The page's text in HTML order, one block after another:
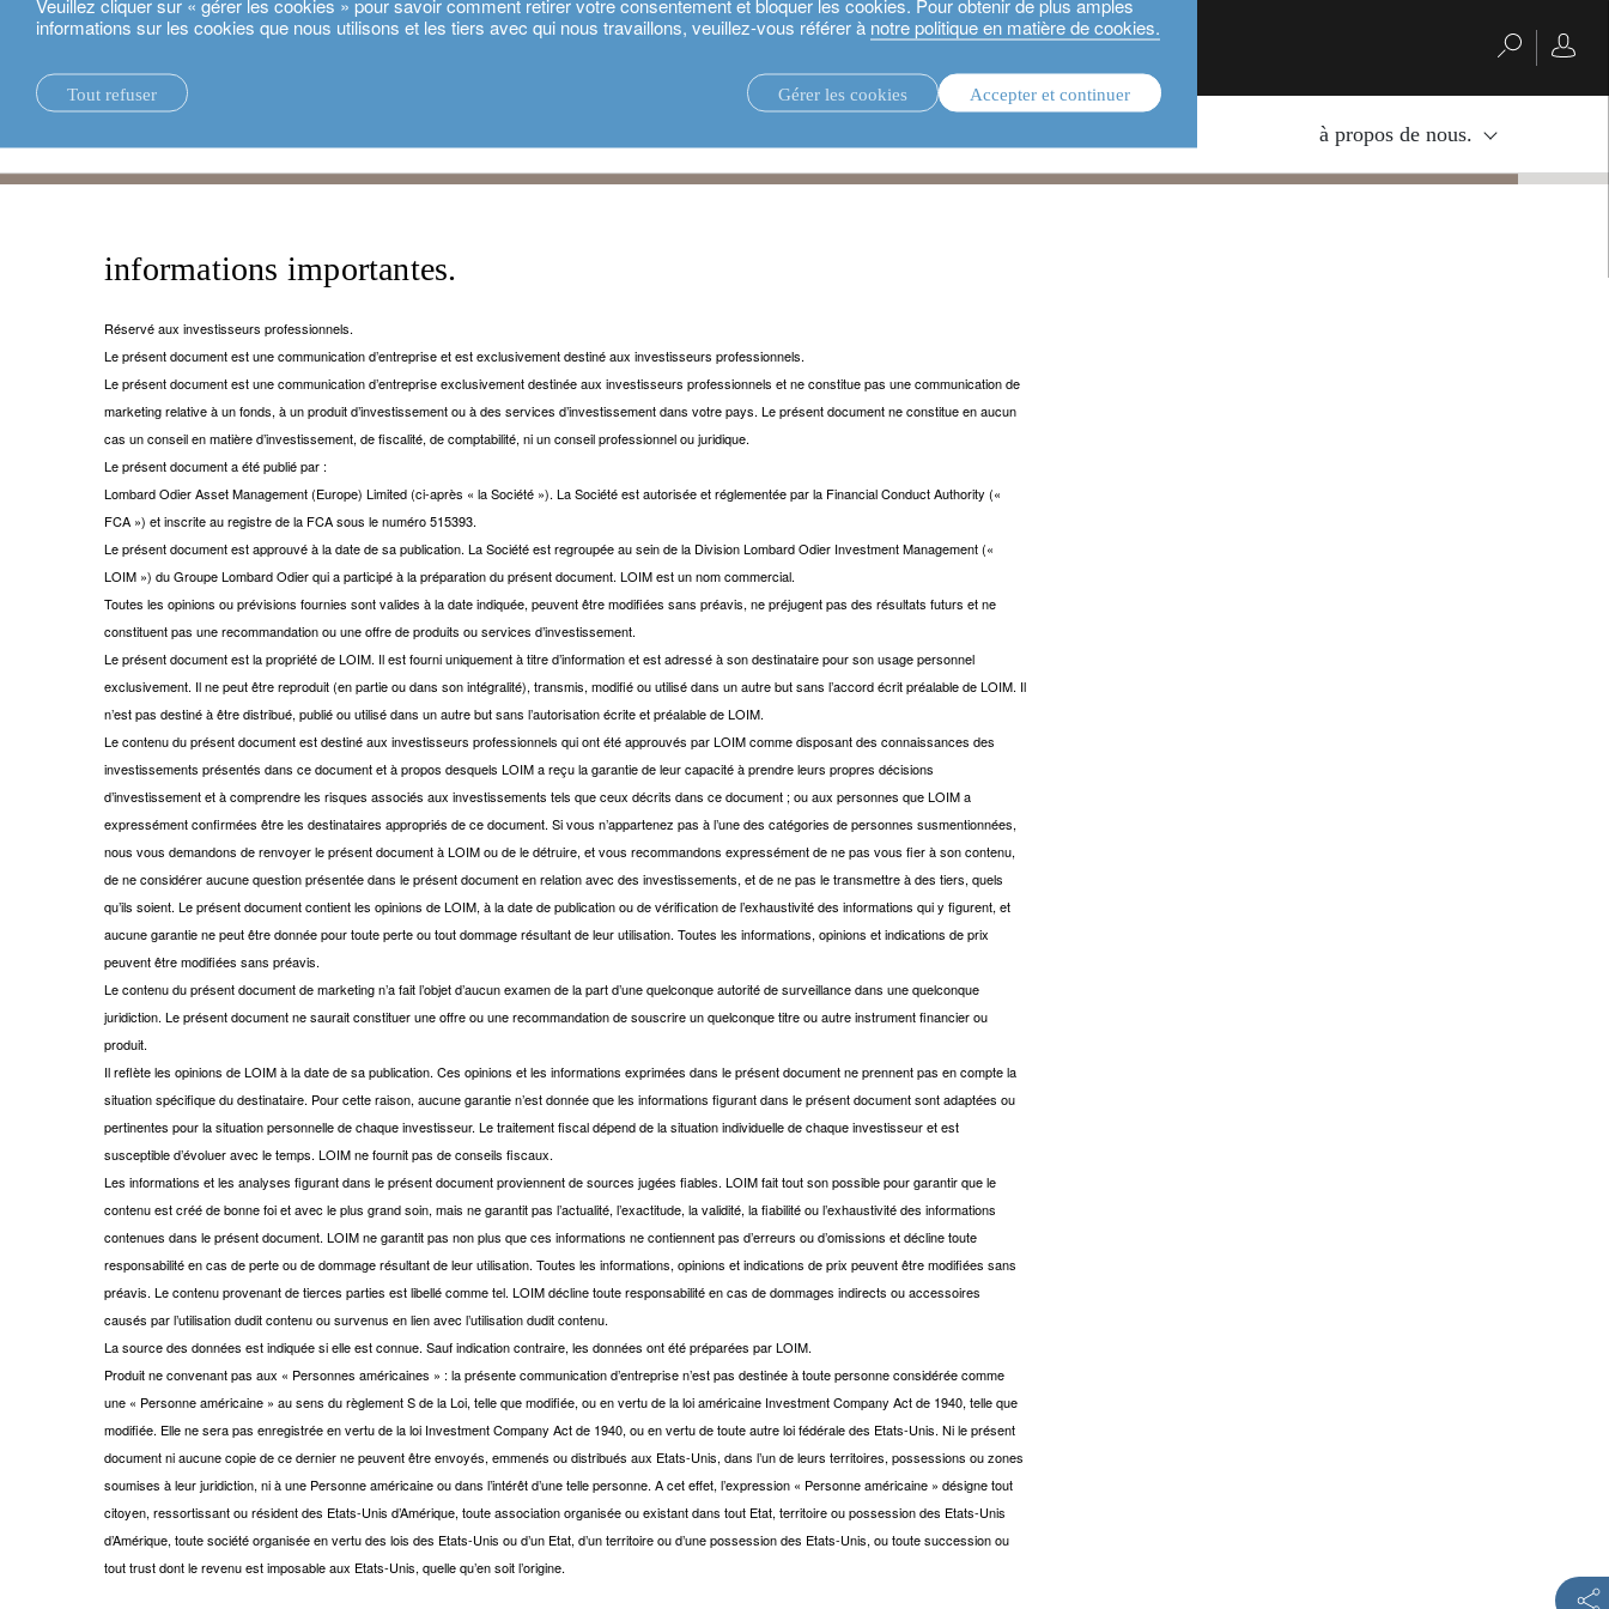
informations sur les cookies que nous utilisons et les tiers avec qui nous travaillons, veuillez-vous référer à notre politique en matière de cookies.
Tout refuser Gérer les cookies Accepter et continuer
à propos de nous.
informations importantes.
Réservé aux investisseurs professionnels.
Le présent document est une communication d’entreprise et est exclusivement destiné aux investisseurs professionnels.
Le présent document est une communication d’entreprise exclusivement destinée aux investisseurs professionnels et ne constitue pas une communication de
marketing relative à un fonds, à un produit d’investissement ou à des services d’investissement dans votre pays. Le présent document ne constitue en aucun
cas un conseil en matière d’investissement, de fiscalité, de comptabilité, ni un conseil professionnel ou juridique.
Le présent document a été publié par :
Lombard Odier Asset Management (Europe) Limited (ci-après « la Société »). La Société est autorisée et réglementée par la Financial Conduct Authority («
FCA ») et inscrite au registre de la FCA sous le numéro 515393.
Le présent document est approuvé à la date de sa publication. La Société est regroupée au sein de la Division Lombard Odier Investment Management («
LOIM ») du Groupe Lombard Odier qui a participé à la préparation du présent document. LOIM est un nom commercial.
Toutes les opinions ou prévisions fournies sont valides à la date indiquée, peuvent être modifiées sans préavis, ne préjugent pas des résultats futurs et ne
constituent pas une recommandation ou une offre de produits ou services d’investissement.
Le présent document est la propriété de LOIM. Il est fourni uniquement à titre d’information et est adressé à son destinataire pour son usage personnel
exclusivement. Il ne peut être reproduit (en partie ou dans son intégralité), transmis, modifié ou utilisé dans un autre but sans l’accord écrit préalable de LOIM. Il
n’est pas destiné à être distribué, publié ou utilisé dans un autre but sans l’autorisation écrite et préalable de LOIM.
Le contenu du présent document est destiné aux investisseurs professionnels qui ont été approuvés par LOIM comme disposant des connaissances des
investissements présentés dans ce document et à propos desquels LOIM a reçu la garantie de leur capacité à prendre leurs propres décisions
d’investissement et à comprendre les risques associés aux investissements tels que ceux décrits dans ce document ; ou aux personnes que LOIM a
expressément confirmées être les destinataires appropriés de ce document. Si vous n’appartenez pas à l’une des catégories de personnes susmentionnées,
nous vous demandons de renvoyer le présent document à LOIM ou de le détruire, et vous recommandons expressément de ne pas vous fier à son contenu,
de ne considérer aucune question présentée dans le présent document en relation avec des investissements, et de ne pas le transmettre à des tiers, quels
qu’ils soient. Le présent document contient les opinions de LOIM, à la date de publication ou de vérification de l’exhaustivité des informations qui y figurent, et
aucune garantie ne peut être donnée pour toute perte ou tout dommage résultant de leur utilisation. Toutes les informations, opinions et indications de prix
peuvent être modifiées sans préavis.
Le contenu du présent document de marketing n’a fait l’objet d’aucun examen de la part d’une quelconque autorité de surveillance dans une quelconque
juridiction. Le présent document ne saurait constituer une offre ou une recommandation de souscrire un quelconque titre ou autre instrument financier ou
produit.
Il reflète les opinions de LOIM à la date de sa publication. Ces opinions et les informations exprimées dans le présent document ne prennent pas en compte la
situation spécifique du destinataire. Pour cette raison, aucune garantie n’est donnée que les informations figurant dans le présent document sont adaptées ou
pertinentes pour la situation personnelle de chaque investisseur. Le traitement fiscal dépend de la situation individuelle de chaque investisseur et est
susceptible d’évoluer avec le temps. LOIM ne fournit pas de conseils fiscaux.
Les informations et les analyses figurant dans le présent document proviennent de sources jugées fiables. LOIM fait tout son possible pour garantir que le
contenu est créé de bonne foi et avec le plus grand soin, mais ne garantit pas l’actualité, l’exactitude, la validité, la fiabilité ou l’exhaustivité des informations
contenues dans le présent document. LOIM ne garantit pas non plus que ces informations ne contiennent pas d’erreurs ou d’omissions et décline toute
responsabilité en cas de perte ou de dommage résultant de leur utilisation. Toutes les informations, opinions et indications de prix peuvent être modifiées sans
préavis. Le contenu provenant de tierces parties est libellé comme tel. LOIM décline toute responsabilité en cas de dommages indirects ou accessoires
causés par l’utilisation dudit contenu ou survenus en lien avec l’utilisation dudit contenu.
La source des données est indiquée si elle est connue. Sauf indication contraire, les données ont été préparées par LOIM.
Produit ne convenant pas aux « Personnes américaines » : la présente communication d’entreprise n’est pas destinée à toute personne considérée comme
une « Personne américaine » au sens du règlement S de la Loi, telle que modifiée, ou en vertu de la loi américaine Investment Company Act de 1940, telle que
modifiée. Elle ne sera pas enregistrée en vertu de la loi Investment Company Act de 1940, ou en vertu de toute autre loi fédérale des Etats-Unis. Ni le présent
document ni aucune copie de ce dernier ne peuvent être envoyés, emmenés ou distribués aux Etats-Unis, dans l’un de leurs territoires, possessions ou zones
soumises à leur juridiction, ni à une Personne américaine ou dans l’intérêt d’une telle personne. A cet effet, l’expression « Personne américaine » désigne tout
citoyen, ressortissant ou résident des Etats-Unis d’Amérique, toute association organisée ou existant dans tout Etat, territoire ou possession des Etats-Unis
d’Amérique, toute société organisée en vertu des lois des Etats-Unis ou d’un Etat, d’un territoire ou d’une possession des Etats-Unis, ou toute succession ou
tout trust dont le revenu est imposable aux Etats-Unis, quelle qu’en soit l’origine.